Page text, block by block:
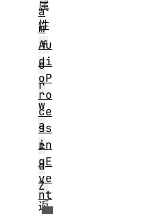
属
性
f
o
r
w
a
r
d
Z
返
a
m
Au
di
oP
ro
ce
ss
in
gE
ve
nt